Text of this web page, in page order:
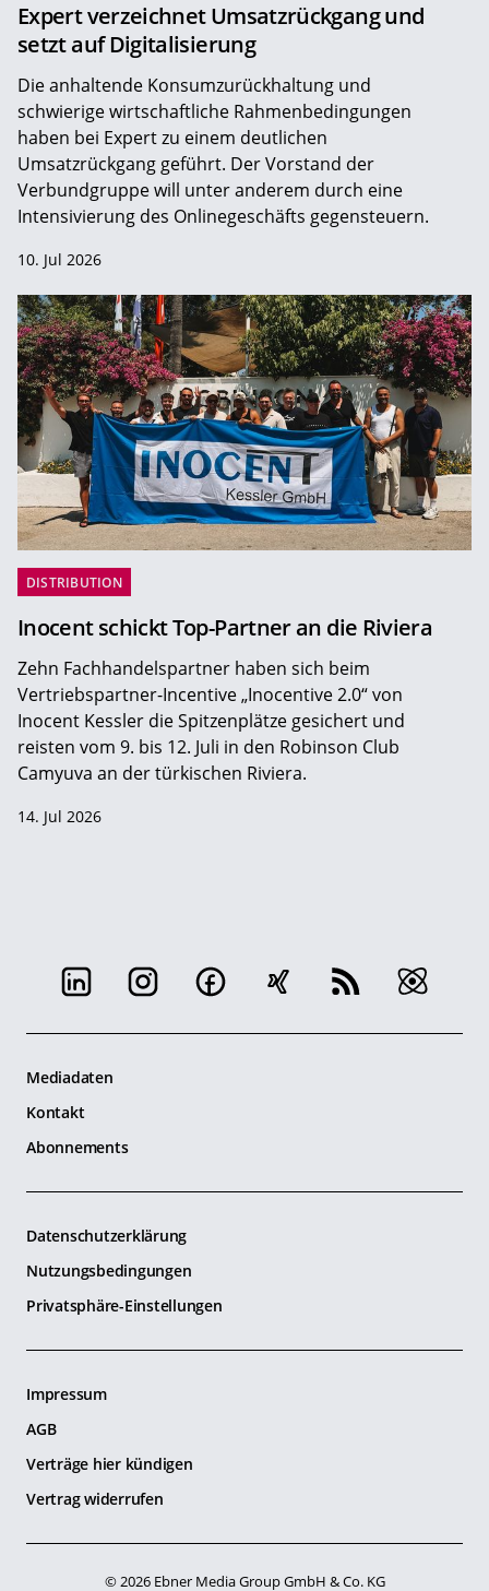
Expert verzeichnet Umsatzrückgang und
setzt auf Digitalisierung
Die anhaltende Konsumzurückhaltung und
schwierige wirtschaftliche Rahmenbedingungen
haben bei Expert zu einem deutlichen
Umsatzrückgang geführt. Der Vorstand der
Verbundgruppe will unter anderem durch eine
Intensivierung des Onlinegeschäfts gegensteuern.
10. Jul 2026
DISTRIBUTION
Inocent schickt Top-Partner an die Riviera
Zehn Fachhandelspartner haben sich beim
Vertriebspartner-Incentive „Inocentive 2.0“ von
Inocent Kessler die Spitzenplätze gesichert und
reisten vom 9. bis 12. Juli in den Robinson Club
Camyuva an der türkischen Riviera.
14. Jul 2026
Mediadaten
Kontakt
Abonnements
Datenschutzerklärung
Nutzungsbedingungen
Privatsphäre-Einstellungen
Impressum
AGB
Verträge hier kündigen
Vertrag widerrufen
© 2026 Ebner Media Group GmbH & Co. KG